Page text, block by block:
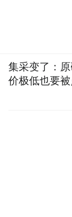
集采变了：
价极低也要被